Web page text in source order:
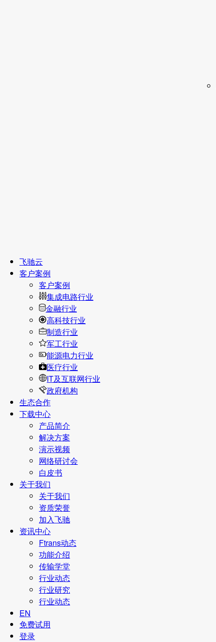
飞驰云
客户案例
客户案例
集成电路行业
金融行业
高科技行业
制造行业
军工行业
能源电力行业
医疗行业
IT及互联网行业
政府机构
生态合作
下载中心
产品简介
解决方案
演示视频
网络研讨会
白皮书
关于我们
关于我们
资质荣誉
加入飞驰
资讯中心
Ftrans动态
功能介绍
传输学堂
行业动态
行业研究
行业动态
EN
免费试用
登录